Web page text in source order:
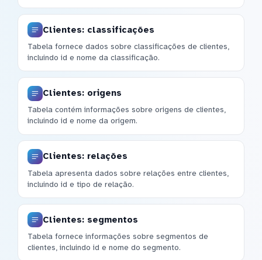
Clientes: classificações
Tabela fornece dados sobre classificações de clientes,
incluindo id e nome da classificação.
Clientes: origens
Tabela contém informações sobre origens de clientes,
incluindo id e nome da origem.
Clientes: relações
Tabela apresenta dados sobre relações entre clientes,
incluindo id e tipo de relação.
Clientes: segmentos
Tabela fornece informações sobre segmentos de
clientes, incluindo id e nome do segmento.